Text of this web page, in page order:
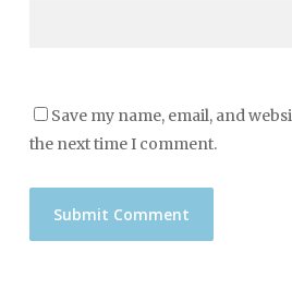
Save my name, email, and
the next time I comment.